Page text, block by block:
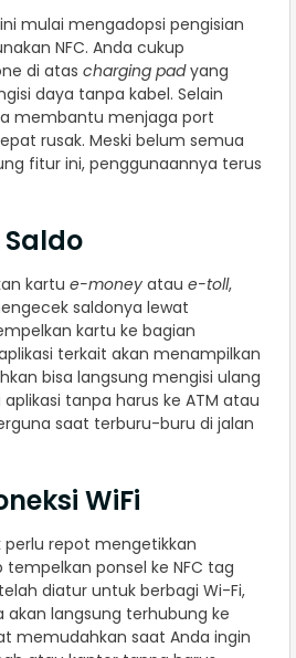
mulai mengadopsi pengisian
NFC. Anda cukup
di atas charging padyang
daya tanpa kabel. Selain
membantu menjaga port
rusak. Meski belum semua
fitur ini, penggunaannya terus
kartu e-money atau e-toll,
saldonya lewat
kartu ke bagian
terkait akan menampilkan
bisa langsung mengisi ulang
tanpa harus ke ATM atau
saat terburu-buru di jalan
WiFi
perlu repot mengetikkan
tempelkan ponsel ke NFC tag
diatur untuk berbagi Wi-Fi,
langsung terhubung ke
memudahkan saat Anda ingin